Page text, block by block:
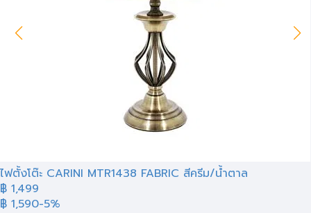
ไฟตั้งโต๊ะ CARINI MTR1438 FABRIC สีครีม/น้ำตาล
฿ 1,499
฿ 1,590-5%